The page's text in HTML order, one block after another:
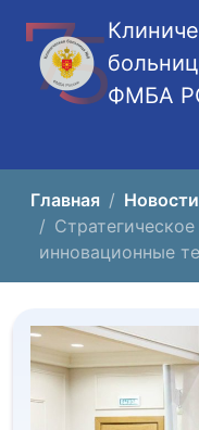
ФМБА
Главная Новости
инновационные